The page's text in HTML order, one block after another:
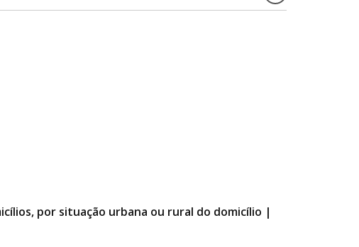
por situação urbana ou rural do domicílio |